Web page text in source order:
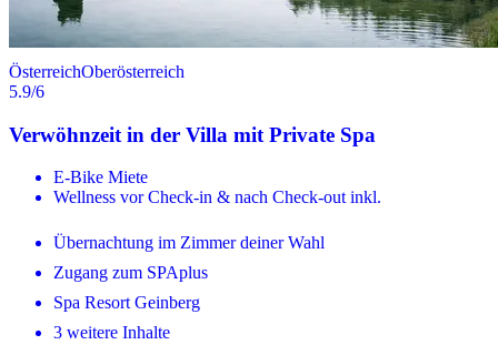
ÖsterreichOberösterreich
5.9/6
Verwöhnzeit in der Villa mit Private Spa
E-Bike Miete
Wellness vor Check-in & nach Check-out inkl.
Übernachtung im Zimmer deiner Wahl
Zugang zum SPAplus
Spa Resort Geinberg
3 weitere Inhalte